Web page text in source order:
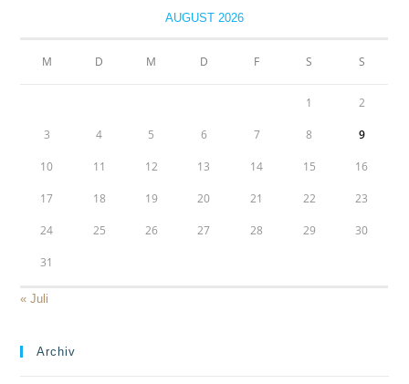
AUGUST 2026
M D M D F S S
1 2
3 4 5 6 7 8 9
10 11 12 13 14 15 16
17 18 19 20 21 22 23
24 25 26 27 28 29 30
31
« Juli
Archiv